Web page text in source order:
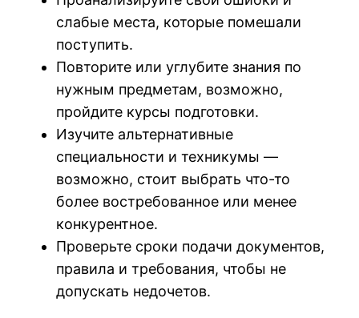
слабые места, которые помешали
поступить.
Повторите или углубите знания по
нужным предметам, возможно,
пройдите курсы подготовки.
Изучите альтернативные
специальности и техникумы —
возможно, стоит выбрать что-то
более востребованное или менее
конкурентное.
Проверьте сроки подачи документов,
правила и требования, чтобы не
допускать недочетов.